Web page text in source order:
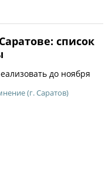
список
до ноября
(г. Саратов)